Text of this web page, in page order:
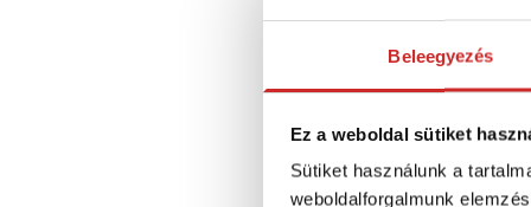
Beleegyezés
Ez a weboldal sütiket
Sütiket használunk a
weboldalforgalmunk